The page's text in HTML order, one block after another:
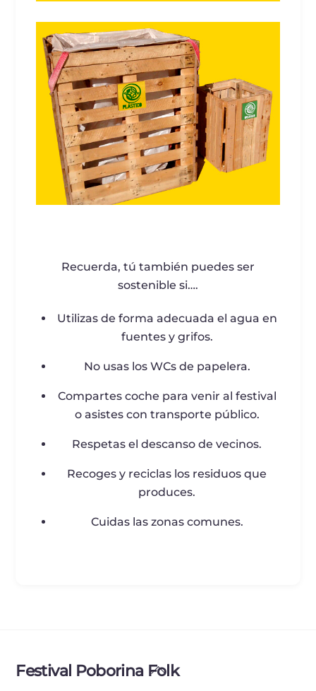
Recuerda, tú también puedes ser
sostenible si….
Utilizas de forma adecuada el agua en
fuentes y grifos.
No usas los WCs de papelera.
Compartes coche para venir al festival
o asistes con transporte público.
Respetas el descanso de vecinos.
Recoges y reciclas los residuos que
produces.
Cuidas las zonas comunes.
Back
Festival Poborina Folk